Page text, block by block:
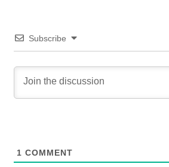
Subscribe
1 COMMENT